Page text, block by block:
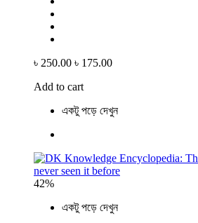
৳ 250.00 ৳ 175.00
Add to cart
একটু পড়ে দেখুন
42%
একটু পড়ে দেখুন